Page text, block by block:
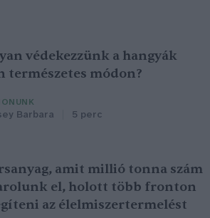
védekezzünk a hangyák
természetes módon?
Barbara 5 perc
amit millió tonna szám
el, holott több fronton
az élelmiszertermelést